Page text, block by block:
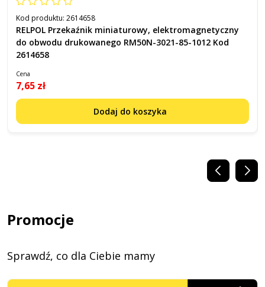
Kod produktu: 2614658
RELPOL Przekaźnik miniaturowy, elektromagnetyczny
do obwodu drukowanego RM50N-3021-85-1012 Kod
2614658
Cena
7,65 zł
Dodaj do koszyka
Promocje
Sprawdź, co dla Ciebie mamy